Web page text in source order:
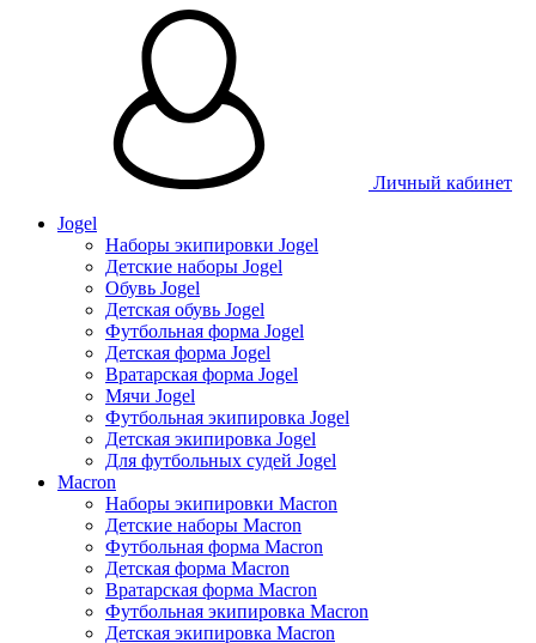
Личный кабинет
Jogel
Наборы экипировки Jogel
Детские наборы Jogel
Обувь Jogel
Детская обувь Jogel
Футбольная форма Jogel
Детская форма Jogel
Вратарская форма Jogel
Мячи Jogel
Футбольная экипировка Jogel
Детская экипировка Jogel
Для футбольных судей Jogel
Macron
Наборы экипировки Macron
Детские наборы Macron
Футбольная форма Macron
Детская форма Macron
Вратарская форма Macron
Футбольная экипировка Macron
Детская экипировка Macron